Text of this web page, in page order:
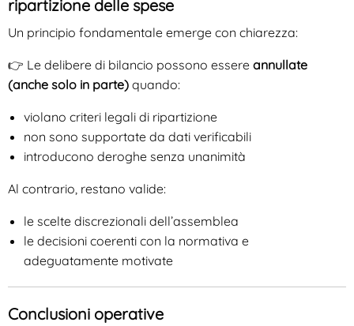
ripartizione delle spese
Un principio fondamentale emerge con chiarezza:
👉 Le delibere di bilancio possono essere annullate
(anche solo in parte) quando:
violano criteri legali di ripartizione
non sono supportate da dati verificabili
introducono deroghe senza unanimità
Al contrario, restano valide:
le scelte discrezionali dell’assemblea
le decisioni coerenti con la normativa e
adeguatamente motivate
Conclusioni operative